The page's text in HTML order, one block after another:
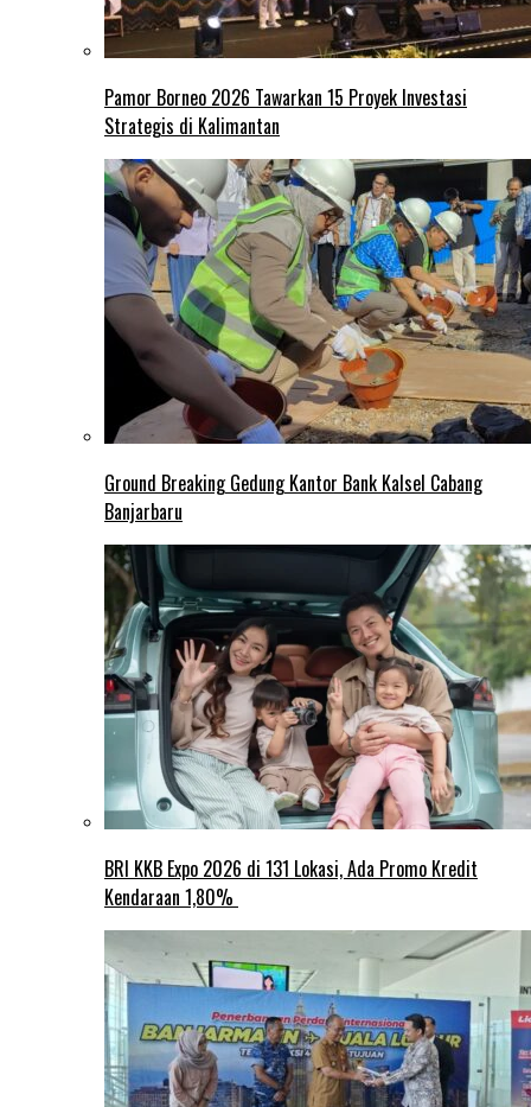
Pamor Borneo 2026 Tawarkan 15 Proyek Investasi
Strategis di Kalimantan
Ground Breaking Gedung Kantor Bank Kalsel Cabang
Banjarbaru
BRI KKB Expo 2026 di 131 Lokasi, Ada Promo Kredit
Kendaraan 1,80%